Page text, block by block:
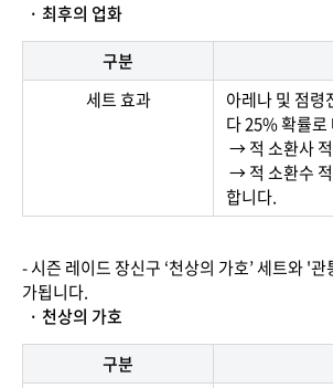
· 최후의 업화
구분
세트 효과
아레나 및 점령
다 25% 확률로
→ 적 소환사
→ 적 소환수
합니다.
- 시즌 레이드 장신구 ‘천상의 가호’ 세트와 '
가됩니다.
· 천상의 가호
구분